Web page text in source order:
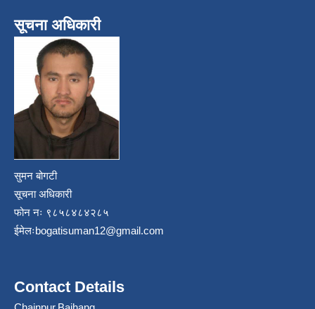
सूचना अधिकारी
सुमन बोगटी
सूचना अधिकारी
फोन नः ९८५८४८४२८५
ईमेलःbogatisuman12@gmail.com
Contact Details